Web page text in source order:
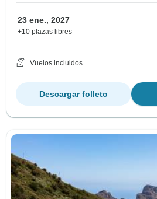
23 ene., 2027
+10 plazas libres
Vuelos incluidos
Descargar folleto